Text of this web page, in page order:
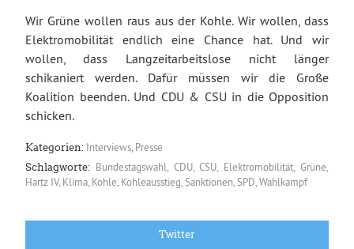
Wir Grüne wollen raus aus der Kohle. Wir wollen, dass
Elektromobilität endlich eine Chance hat. Und wir
wollen, dass Langzeitarbeitslose nicht länger
schikaniert werden. Dafür müssen wir die Große
Koalition beenden. Und CDU & CSU in die Opposition
schicken.
Kategorien: Interviews Presse
Schlagworte: Bundestagswahl CDU,CSU Elektromobilität ,Grüne
Hartz IV, Klima Kohle Kohleausstieg Sanktionen SPD Wahlkampf
Twitter